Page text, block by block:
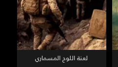
لعنة اللوح المسماري